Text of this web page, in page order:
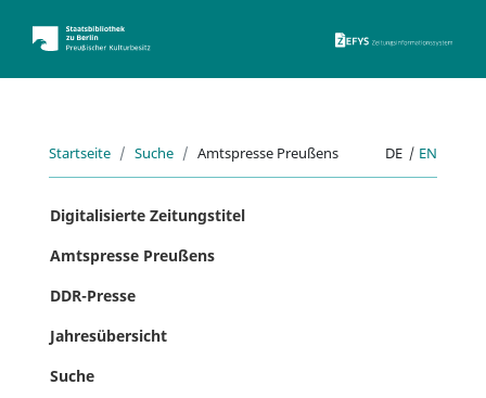
Startseite Suche Amtspresse Preußens DE | EN
Digitalisierte Zeitungstitel
Amtspresse Preußens
DDR-Presse
Jahresübersicht
Suche